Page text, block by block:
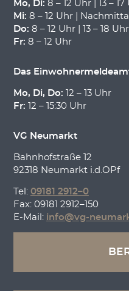
Mo, Di: 8 – 12 Uhr | 13 – 17
Mi: 8 – 12 Uhr |
Do: 8 – 12 Uhr | 13 – 18 Uhr
Fr: 8 – 12 Uhr
Das
Mo, Di, Do: 12 – 13 Uhr
Fr: 12 – 15:30 Uhr
VG Neumarkt
Bahnhofstraße 12
92318 Neumarkt i.d.OPf
Tel: 09181 2912–0
Fax: 09181 2912–150
E-Mail: info@vg-